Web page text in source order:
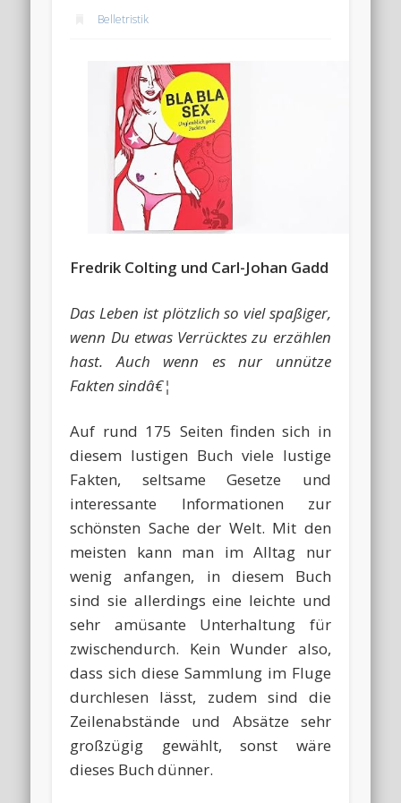
Belletristik
Fredrik Colting und Carl-Johan Gadd
Das Leben ist plötzlich so viel spaßiger,
wenn Du etwas Verrücktes zu erzählen
hast. Auch wenn es nur unnütze
Fakten sindâ€¦
Auf rund 175 Seiten finden sich in
diesem lustigen Buch viele lustige
Fakten, seltsame Gesetze und
interessante Informationen zur
schönsten Sache der Welt. Mit den
meisten kann man im Alltag nur
wenig anfangen, in diesem Buch
sind sie allerdings eine leichte und
sehr amüsante Unterhaltung für
zwischendurch. Kein Wunder also,
dass sich diese Sammlung im Fluge
durchlesen lässt, zudem sind die
Zeilenabstände und Absätze sehr
großzügig gewählt, sonst wäre
dieses Buch dünner.